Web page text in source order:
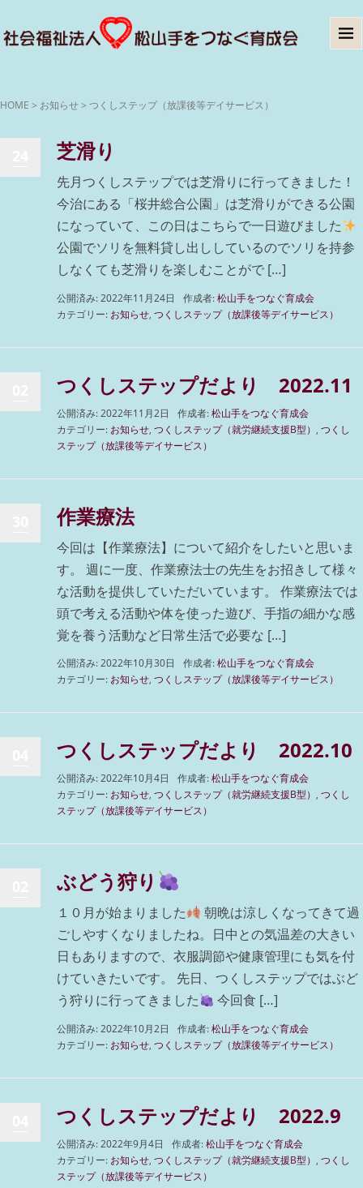
HOME > お知らせ> つくしステップ（放課後等デイサービス）
芝滑り
先月つくしステップでは芝滑りに行ってきました！
今治にある「桜井総合公園」は芝滑りができる公園
になっていて、この日はこちらで一日遊びました
公園でソリを無料貸し出ししているのでソリを持参
しなくても芝滑りを楽しむことがで […]
公開済み: 2022年11月24日 作成者:松山手をつなぐ育成会
カテゴリー: お知らせ, つくしステップ（放課後等デイサービス）
つくしステップだより 2022.11
公開済み: 2022年11月2日 作成者:松山手をつなぐ育成会
カテゴリー: お知らせ, つくしステップ（就労継続支援B型） , つくし
ステップ（放課後等デイサービス）
作業療法
今回は【作業療法】について紹介をしたいと思いま
す。 週に一度、作業療法士の先生をお招きして様々
な活動を提供していただいています。 作業療法では
頭で考える活動や体を使った遊び、手指の細かな感
覚を養う活動など日常生活で必要な […]
公開済み: 2022年10月30日 作成者:松山手をつなぐ育成会
カテゴリー: お知らせ, つくしステップ（放課後等デイサービス）
つくしステップだより 2022.10
公開済み: 2022年10月4日 作成者:松山手をつなぐ育成会
カテゴリー: お知らせ, つくしステップ（就労継続支援B型） , つくし
ステップ（放課後等デイサービス）
ぶどう狩り
１０月が始まりました
朝晩は涼しくなってきて過
ごしやすくなりましたね。日中との気温差の大きい
日もありますので、衣服調節や健康管理にも気を付
けていきたいです。 先日、つくしステップではぶど
う狩りに行ってきました
今回食 […]
公開済み: 2022年10月2日 作成者:松山手をつなぐ育成会
カテゴリー: お知らせ, つくしステップ（放課後等デイサービス）
つくしステップだより 2022.9
公開済み: 2022年9月4日 作成者:松山手をつなぐ育成会
カテゴリー: お知らせ, つくしステップ（就労継続支援B型） , つくし
ステップ（放課後等デイサービス）